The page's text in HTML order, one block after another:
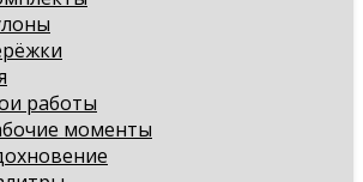
работы
моменты